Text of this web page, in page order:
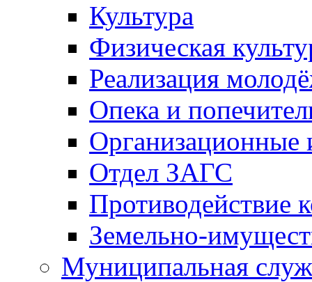
Культура
Физическая
Реализация
Опека и
Отдел ЗАГС
Противодействие
Земельно-
Муниципальная